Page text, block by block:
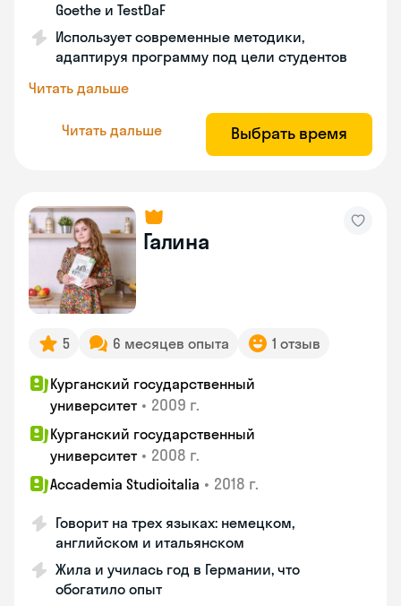
Goethe и TestDaF
Использует современные методики,
адаптируя программу под цели студентов
Читать дальше
Читать дальше Выбрать время
Галина
5 6 месяцев опыта 1 отзыв
Курганский государственный
университет • 2009 г.
Курганский государственный
университет • 2008 г.
Accademia Studioitalia • 2018 г.
Говорит на трех языках: немецком,
английском и итальянском
Жила и училась год в Германии, что
обогатило опыт